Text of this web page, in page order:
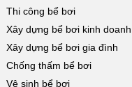
Thi công bể bơi
Xây dựng bể bơi kinh doanh
Xây dựng bể bơi gia đình
Chống thấm bể bơi
Vệ sinh bể bơi